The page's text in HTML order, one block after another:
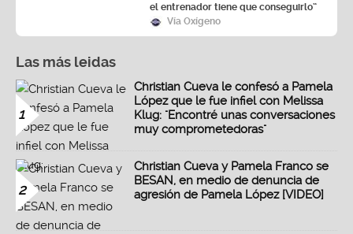
el entrenador tiene que conseguirlo”
Vía Oxígeno
Las más leidas
1
Christian Cueva le confesó a Pamela
López que le fue infiel con Melissa
Klug: "Encontré unas conversaciones
muy comprometedoras"
2
Christian Cueva y Pamela Franco se
BESAN, en medio de denuncia de
agresión de Pamela López [VIDEO]